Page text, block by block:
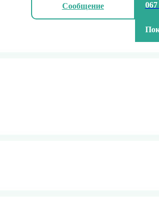
Сообщение